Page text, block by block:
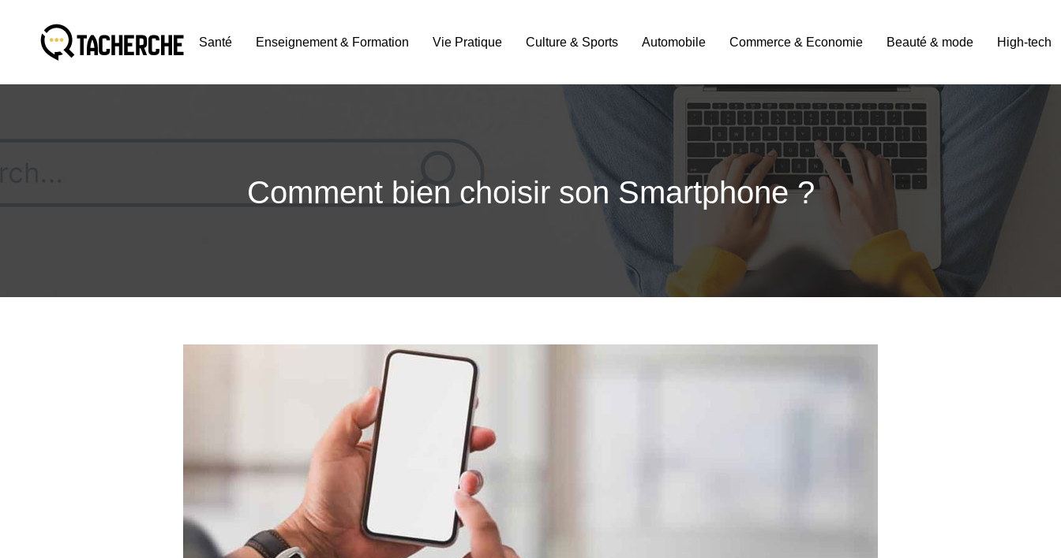
Santé Enseignement & Formation Vie Pratique Culture & Sports Automobile Commerce & Economie Beauté & mode High-tech
Comment bien choisir son Smartphone ?